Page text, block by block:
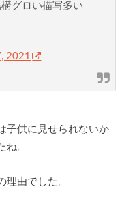
グロい描写多い
2021
子供に見せられないか
ね。
理由でした。